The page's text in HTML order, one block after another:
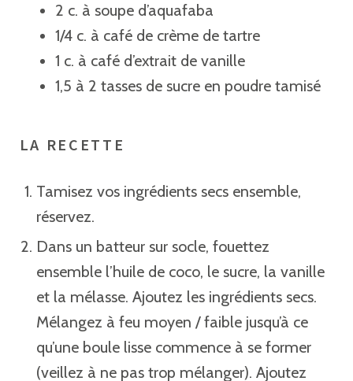
2 c. à soupe d’aquafaba⁣
1/4 c. à café de crème de tartre ⁣
1 c. à café d’extrait de vanille ⁣
1,5 à 2 tasses de sucre en poudre tamisé ⁣
LA RECETTE
Tamisez vos ingrédients secs ensemble,
réservez.
Dans un batteur sur socle, fouettez
ensemble l’huile de coco, le sucre, la vanille
et la mélasse. Ajoutez les ingrédients secs.
Mélangez à feu moyen / faible jusqu’à ce
qu’une boule lisse commence à se former
(veillez à ne pas trop mélanger). Ajoutez